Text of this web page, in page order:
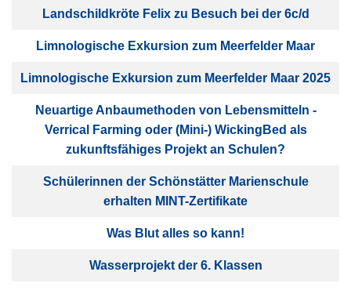
Landschildkröte Felix zu Besuch bei der 6c/d
Limnologische Exkursion zum Meerfelder Maar
Limnologische Exkursion zum Meerfelder Maar 2025
Neuartige Anbaumethoden von Lebensmitteln -
Verrical Farming oder (Mini-) WickingBed als
zukunftsfähiges Projekt an Schulen?
Schülerinnen der Schönstätter Marienschule
erhalten MINT-Zertifikate
Was Blut alles so kann!
Wasserprojekt der 6. Klassen